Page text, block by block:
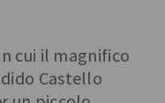
cui il magnifico
Castello